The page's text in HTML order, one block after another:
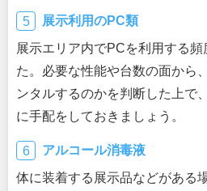
展示利用のPC類
展示エリア内でPCを利用する
た。必要な性能や台数の面から
ンタルするのかを判断した上で
に手配をしておきましょう。
アルコール消毒液
体に装着する展示品などがある